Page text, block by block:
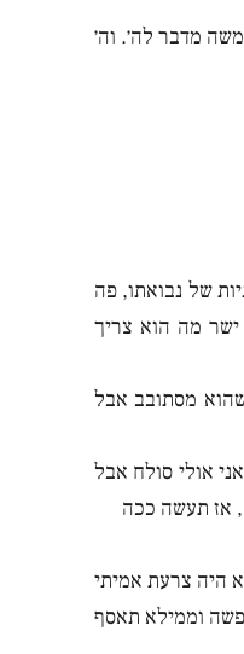
מדבר לה׳. וה׳
של נבואתו, פה
מה הוא צריך
מסתובב אבל
אולי סולח אבל
אז תעשה ככה
היה צרעת אמיתי
וממילא תאסף